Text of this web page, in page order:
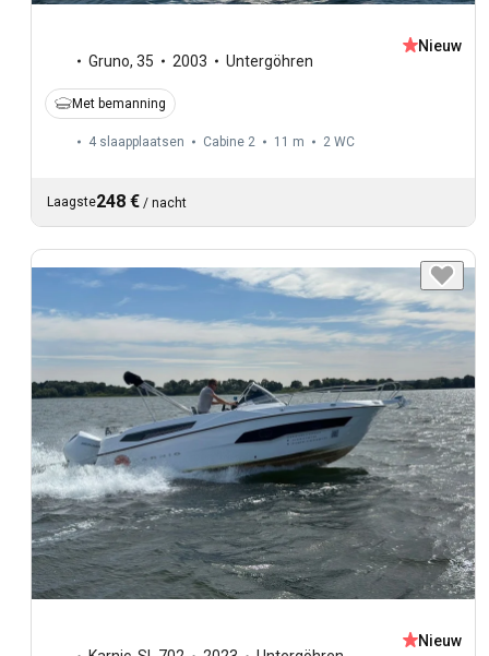
Gruno, 35 2003 Untergöhren
Nieuw
Met bemanning
4 slaapplaatsen Cabine 2 11 m 2 WC
Laagste248 € / nacht
Nieuw